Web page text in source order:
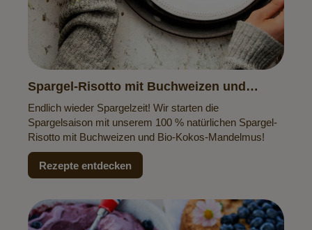
Spargel-Risotto mit Buchweizen und
Endlich wieder Spargelzeit! Wir starten die
Spargelsaison mit unserem 100 % natürlichen Spargel-
Risotto mit Buchweizen und Bio-Kokos-Mandelmus!
Rezepte entdecken